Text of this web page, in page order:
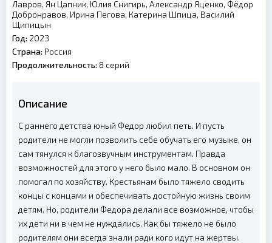
Лавров, Ян Цапник, Юлия Снигирь, Александр Яценко, Фёдор
Добронравов, Ирина Пегова, Катерина Шпица, Василий
Щипицын
Год: 2023
Страна: Россия
Продолжительность: 8 серий
Описание
С раннего детства юный Федор любил петь. И пусть
родители не могли позволить себе обучать его музыке, он
сам тянулся к благозвучным инструментам. Правда
возможностей для этого у него было мало. В основном он
помогал по хозяйству. Крестьянам было тяжело сводить
концы с концами и обеспечивать достойную жизнь своим
детям. Но, родители Федора делали все возможное, чтобы
их дети ни в чем не нуждались. Как бы тяжело не было
родителям они всегда знали ради кого идут на жертвы.